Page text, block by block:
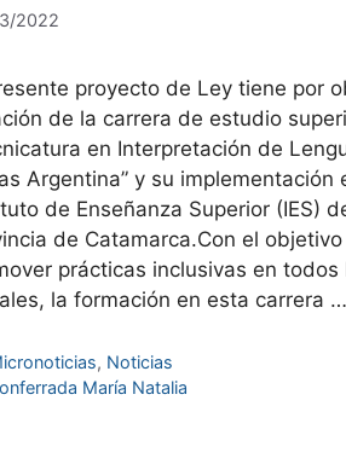
2022
proyecto de Ley tiene por
de la carrera de estudio
en Interpretación de
Argentina” y su implementación
de Enseñanza Superior (IES)
de Catamarca.Con el
prácticas inclusivas en todos
la formación en esta carrera …
, Noticias
María Natalia